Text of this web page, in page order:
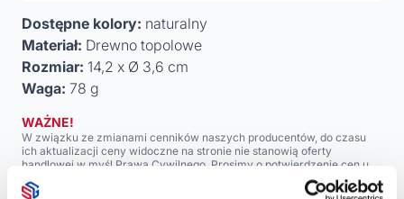
Dostępne kolory: naturalny
Materiał: Drewno topolowe
Rozmiar: 14,2 x Ø 3,6 cm
Waga: 78 g
WAŻNE!
W związku ze zmianami cenników naszych producentów, do czasu
ich aktualizacji ceny widoczne na stronie nie stanowią oferty
handlowej w myśl Prawa Cywilnego. Prosimy o potwierdzenie cen u
naszych handlowców.
Przepraszamy za utrudnienia.